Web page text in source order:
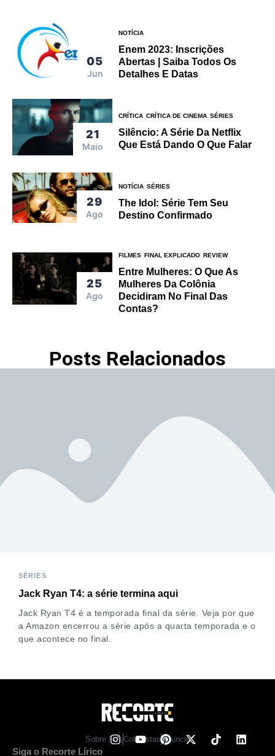
05
Jun
NOTÍCIA
Enem 2023: Inscrições
Abertas | Saiba Todos Os
Detalhes E Datas
21
Maio
CRÍTICA CRÍTICA DE CINEMA SÉRIES
Silêncio: A Série Da Netflix
Que Está Dando O Que Falar
29
Ago
NOTÍCIA SÉRIES
The Idol: Série Tem Seu
Destino Confirmado
25
Ago
FILMES FINAL EXPLICADO REVIEW
Entre Mulheres: O Que As
Mulheres Da Colônia
Decidiram No Final Das
Contas?
Posts Relacionados
SÉRIES
Jack Ryan T4: a série termina aqui
Jack Ryan T4 é a temporada final da série. Veja por que
a Amazon encerrou a série após a quarta temporada e o
que acontece no final.
Sobre NosColunistasAnuncie
Siga o Recorte Lírico